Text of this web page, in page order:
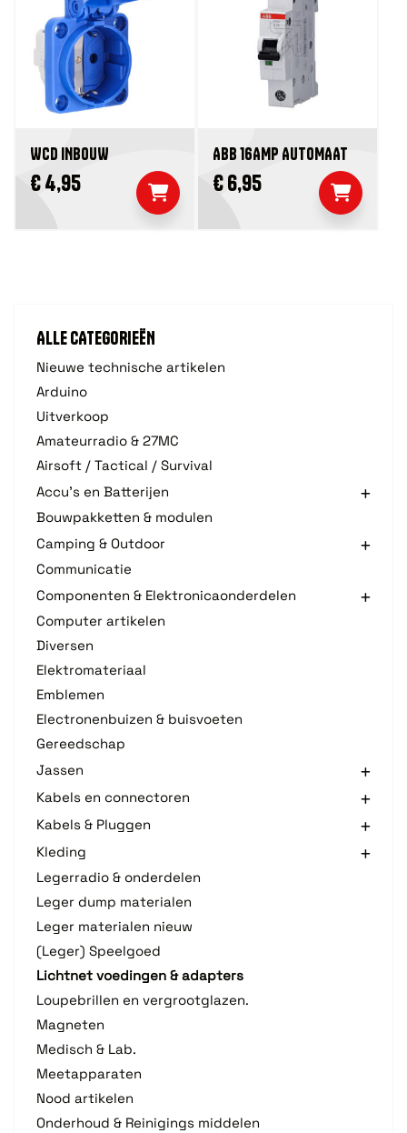
ALLE CATEGORIEËN
Nieuwe technische artikelen
Arduino
Uitverkoop
Amateurradio & 27MC
Airsoft / Tactical / Survival
Accu's en Batterijen
Bouwpakketten & modulen
Camping & Outdoor
Communicatie
Componenten & Elektronicaonderdelen
Computer artikelen
Diversen
Elektromateriaal
Emblemen
Electronenbuizen & buisvoeten
Gereedschap
Jassen
Kabels en connectoren
Kabels & Pluggen
Kleding
Legerradio & onderdelen
Leger dump materialen
Leger materialen nieuw
(Leger) Speelgoed
Lichtnet voedingen & adapters
Loupebrillen en vergrootglazen.
Magneten
Medisch & Lab.
Meetapparaten
Nood artikelen
Onderhoud & Reinigings middelen
WCD INBOUW
€ 4,95
ABB 16AMP AUTOMAAT
€ 6,95